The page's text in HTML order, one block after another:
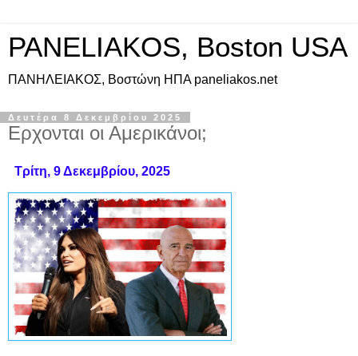
PANELIAKOS, Boston USA
ΠAΝΗΛΕΙΑΚΟΣ, Βοστώνη ΗΠΑ paneliakos.net
Δευτέρα 8 Δεκεμβρίου 2025
Ερχονται οι Αμερικάνοι;
Τρίτη, 9 Δεκεμβρίου, 2025